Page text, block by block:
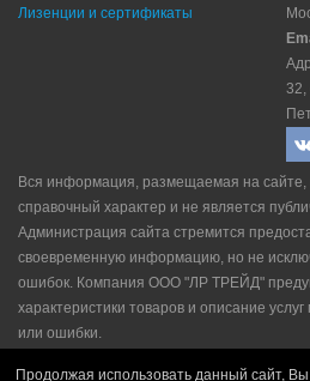
Лизенции и сертификаты
32,
Вся информация, размещаемая на сайте,
справочный характер и не является
Администрация сайта стремится
своевременную информацию, но не
ошибок. Компания ООО "ЛР ТРЕЙД"
характеристики товаров и описание
или ошибки.
Продолжая использовать данный сайт,